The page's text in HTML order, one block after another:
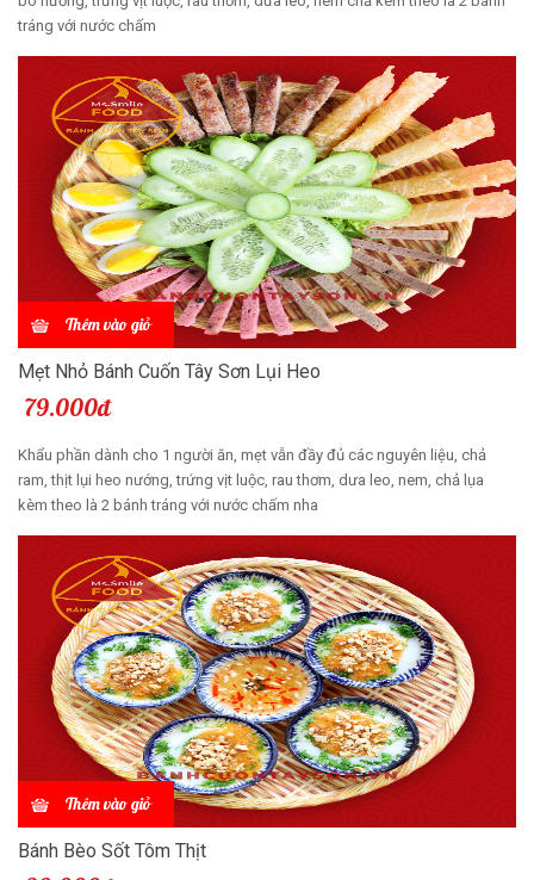
tráng với nước chấm
Thêm vào giỏ
Mẹt Nhỏ Bánh Cuốn Tây Sơn Lụi Heo
79.000đ
Khẩu phần dành cho 1 người ăn, mẹt vẫn đầy đủ các nguyên liệu, chả
ram, thịt lụi heo nướng, trứng vịt luộc, rau thơm, dưa leo, nem, chả lụa
kèm theo là 2 bánh tráng với nước chấm nha
Thêm vào giỏ
Bánh Bèo Sốt Tôm Thịt